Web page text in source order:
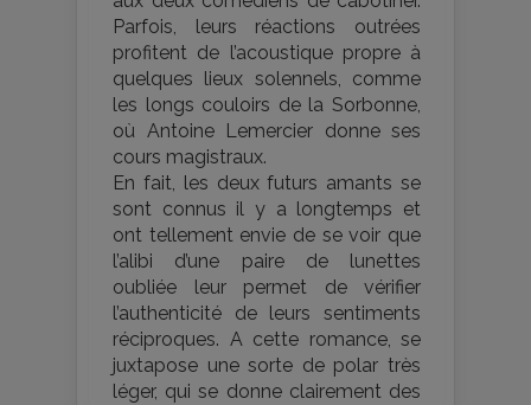
Parfois, leurs réactions outrées
profitent de l’acoustique propre à
quelques lieux solennels, comme
les longs couloirs de la Sorbonne,
où Antoine Lemercier donne ses
cours magistraux.
En fait, les deux futurs amants se
sont connus il y a longtemps et
ont tellement envie de se voir que
l’alibi d’une paire de lunettes
oubliée leur permet de vérifier
l’authenticité de leurs sentiments
réciproques. A cette romance, se
juxtapose une sorte de polar très
léger, qui se donne clairement des